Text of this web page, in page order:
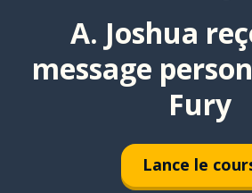
A. Joshua
message
Fury
Lance le